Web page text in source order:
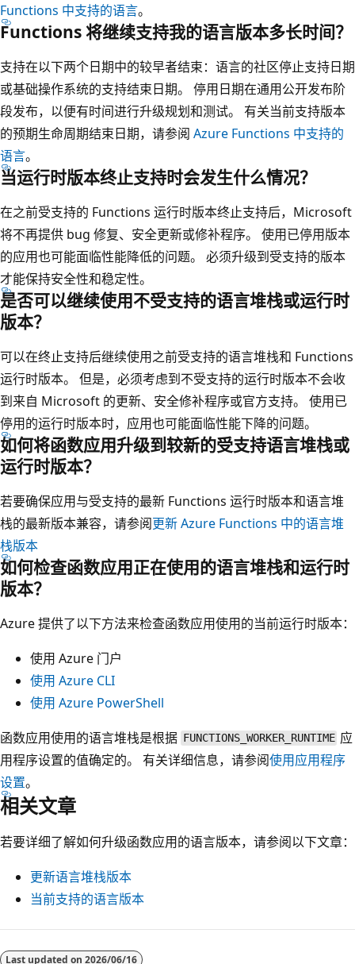
Functions 中支持的语言。
Functions 将继续支持我的语言版本多长时间？
支持在以下两个日期中的较早者结束：语言的社区停止支持日期
或基础操作系统的支持结束日期。 停用日期在通用公开发布阶
段发布，以便有时间进行升级规划和测试。 有关当前支持版本
的预期生命周期结束日期，请参阅 Azure Functions 中支持的
语言。
当运行时版本终止支持时会发生什么情况？
在之前受支持的 Functions 运行时版本终止支持后，Microsoft
将不再提供 bug 修复、安全更新或修补程序。 使用已停用版本
的应用也可能面临性能降低的问题。 必须升级到受支持的版本
才能保持安全性和稳定性。
是否可以继续使用不受支持的语言堆栈或运行时
版本？
可以在终止支持后继续使用之前受支持的语言堆栈和 Functions
运行时版本。 但是，必须考虑到不受支持的运行时版本不会收
到来自 Microsoft 的更新、安全修补程序或官方支持。 使用已
停用的运行时版本时，应用也可能面临性能下降的问题。
如何将函数应用升级到较新的受支持语言堆栈或
运行时版本？
若要确保应用与受支持的最新 Functions 运行时版本和语言堆
栈的最新版本兼容，请参阅更新 Azure Functions 中的语言堆
栈版本
如何检查函数应用正在使用的语言堆栈和运行时
版本？
Azure 提供了以下方法来检查函数应用使用的当前运行时版本：
使用 Azure 门户
使用 Azure CLI
使用 Azure PowerShell
函数应用使用的语言堆栈是根据
FUNCTIONS_WORKER_RUNTIME 应
用程序设置的值确定的。 有关详细信息，请参阅使用应用程序
设置。
相关文章
若要详细了解如何升级函数应用的语言版本，请参阅以下文章：
更新语言堆栈版本
当前支持的语言版本
阅
读Last updated on 2026/06/16